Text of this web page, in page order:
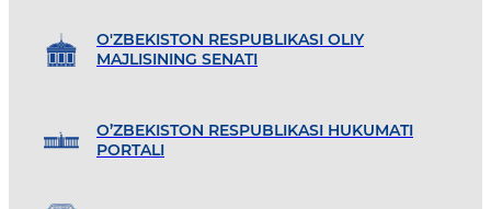
O'ZBEKISTON RESPUBLIKASI OLIY
MAJLISINING SENATI
O’ZBEKISTON RESPUBLIKASI HUKUMATI
PORTALI